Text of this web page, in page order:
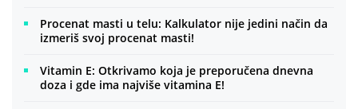
Procenat masti u telu: Kalkulator nije jedini način da
izmeriš svoj procenat masti!
Vitamin E: Otkrivamo koja je preporučena dnevna
doza i gde ima najviše vitamina E!